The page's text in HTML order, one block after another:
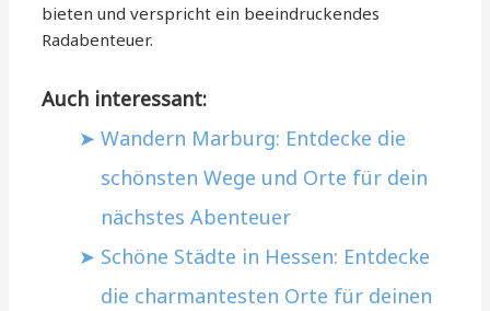
bieten und verspricht ein beeindruckendes
Radabenteuer.
Auch interessant:
Wandern Marburg: Entdecke die
schönsten Wege und Orte für dein
nächstes Abenteuer
Schöne Städte in Hessen: Entdecke
die charmantesten Orte für deinen